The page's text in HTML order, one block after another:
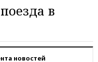
в
новостей